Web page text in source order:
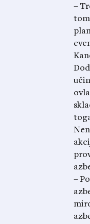
–
–